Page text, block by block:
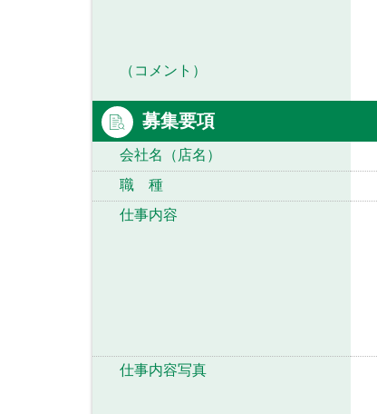
（コメント）
募集要項
会社名（店名）
職 種
仕事内容
仕事内容写真